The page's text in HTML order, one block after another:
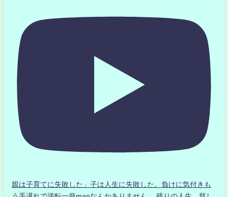
親は子育てに失敗した」子は人生に失敗した。負けに気付きも